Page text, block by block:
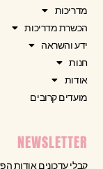
מדריכות
הכשרת מדריכות
ידע והשראה
חנות
אודות
מועדים קרובים
NEWSLETTER
קבלי עדכונים אודות